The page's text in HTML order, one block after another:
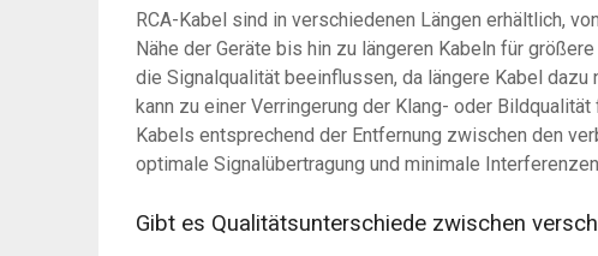
RCA-Kabel sind in verschiedenen Längen erhältlich,
Nähe der Geräte bis hin zu längeren Kabeln für
die Signalqualität beeinflussen, da längere Kabel
kann zu einer Verringerung der Klang- oder
Kabels entsprechend der Entfernung zwischen den
optimale Signalübertragung und minimale
Gibt es Qualitätsunterschiede zwischen